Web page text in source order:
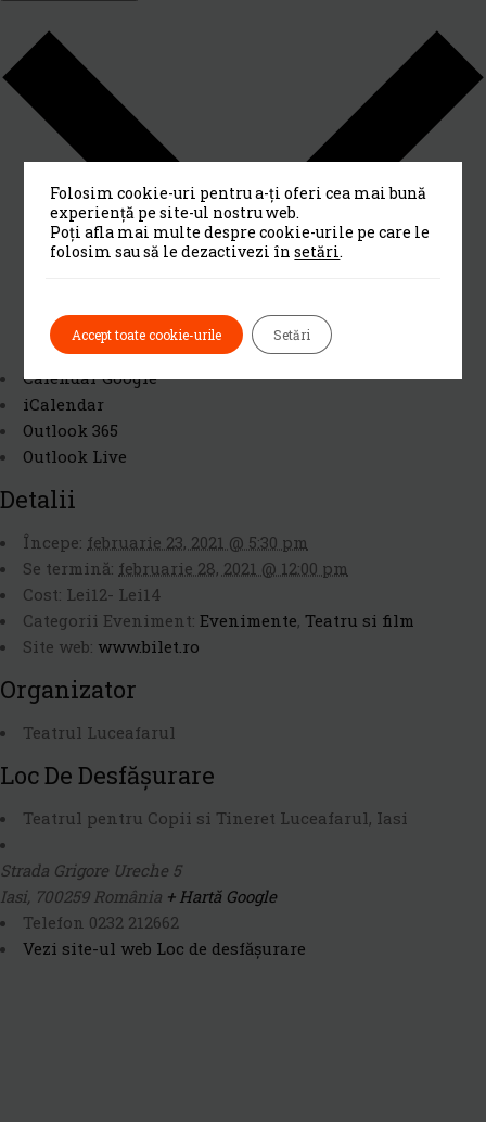
Calendar Google
iCalendar
Outlook 365
Outlook Live
Detalii
Începe: februarie 23, 2021 @ 5:30 pm
Se termină: februarie 28, 2021 @ 12:00 pm
Cost: Lei12- Lei14
Categorii Eveniment: Evenimente, Teatru si film
Site web: www.bilet.ro
Organizator
Teatrul Luceafarul
Loc De Desfășurare
Teatrul pentru Copii si Tineret Luceafarul, Iasi
Strada Grigore Ureche 5
Iasi, 700259 România + Hartă Google
Telefon 0232 212662
Vezi site-ul web Loc de desfășurare
Folosim cookie-uri pentru a-ți oferi cea mai bună
experiență pe site-ul nostru web.
Poți afla mai multe despre cookie-urile pe care le
folosim sau să le dezactivezi însetări.
Accept toate cookie-urile Setări